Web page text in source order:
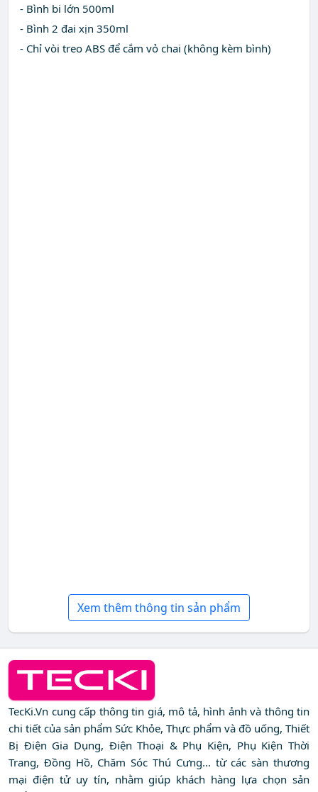
- Bình bi lớn 500ml
- Bình 2 đai xịn 350ml
- Chỉ vòi treo ABS để cắm vỏ chai (không kèm bình)
Xem thêm thông tin sản phẩm
TecKi.Vn cung cấp thông tin giá, mô tả, hình ảnh và thông tin
chi tiết của sản phẩm Sức Khỏe, Thực phẩm và đồ uống, Thiết
Bị Điện Gia Dụng, Điện Thoại & Phụ Kiện, Phụ Kiện Thời
Trang, Đồng Hồ, Chăm Sóc Thú Cưng... từ các sàn thương
mại điện tử uy tín, nhằm giúp khách hàng lựa chọn sản